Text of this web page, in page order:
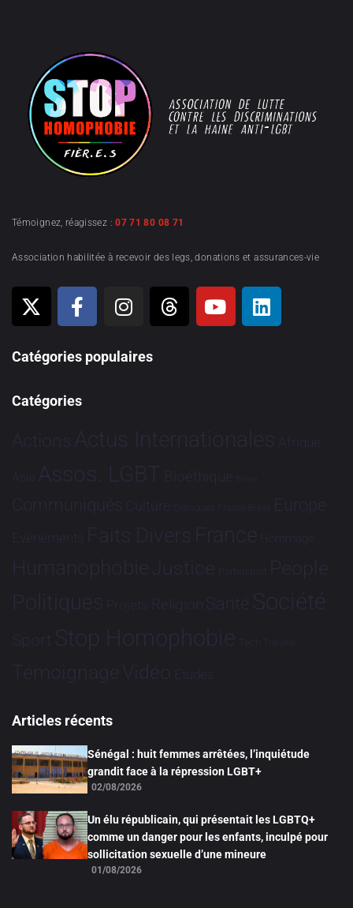
Témoignez, réagissez :07 71 80 08 71
Association habilitée à recevoir des legs, donations et assurances-vie
Catégories populaires
Catégories
Actions Actus Internationales Afrique
Asie Assos. LGBT Bioéthique Brève
Communiqués Culture Dialogues France-Brésil Europe
Evénements Faits Divers France Hommage
HumanophobieJustice Partenariat People
Politiques Projets Religion Santé Société
Sport Stop Homophobie Tech Tribune
TémoignageVidéo Études
Articles récents
Sénégal : huit femmes arrêtées, l’inquiétude
grandit face à la répression LGBT+
02/08/2026
Un élu républicain, qui présentait les LGBTQ+
comme un danger pour les enfants, inculpé pour
sollicitation sexuelle d’une mineure
01/08/2026